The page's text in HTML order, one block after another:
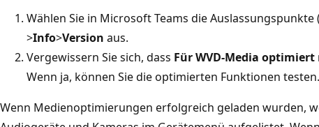
Wählen Sie in Microsoft Teams die Auslassungspunkte (
>Info>Version aus.
Vergewissern Sie sich, dass Für WVD-Media optimiert
Wenn ja, können Sie die optimierten Funktionen testen.
Wenn Medienoptimierungen erfolgreich geladen wurden,